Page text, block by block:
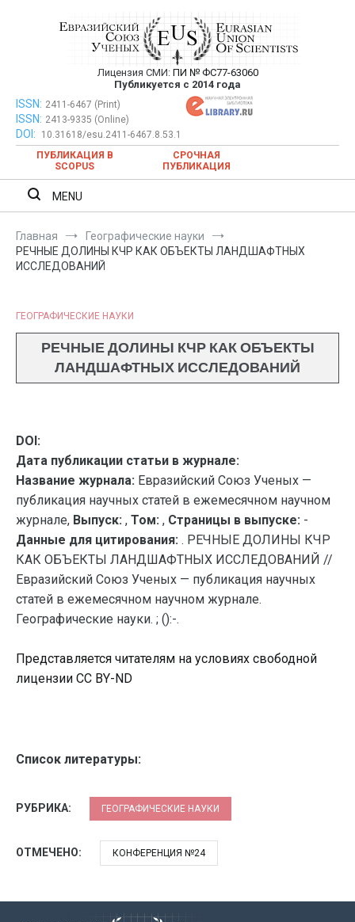
Евразийский Союз Ученых —
публикация научных статей в
ежемесячном научном журнале
Лицензия СМИ: ПИ № ФС77-63060
Публикуется с 2014 года
Евразийский Союз Ученых — публикация научных статей в
ежемесячном научном журнале
ISSN: 2411-6467 (Print)
ISSN: 2413-9335 (Online)
DOI:
10.31618/esu.2411-6467.8.53.1
ПУБЛИКАЦИЯ В
SCOPUS
СРОЧНАЯ
ПУБЛИКАЦИЯ
MENU
Главная
Географические науки
РЕЧНЫЕ ДОЛИНЫ КЧР КАК ОБЪЕКТЫ ЛАНДШАФТНЫХ
ИССЛЕДОВАНИЙ
ГЕОГРАФИЧЕСКИЕ НАУКИ
РЕЧНЫЕ ДОЛИНЫ КЧР КАК ОБЪЕКТЫ
ЛАНДШАФТНЫХ ИССЛЕДОВАНИЙ
DOI:
Дата публикации статьи в журнале:
Название журнала: Евразийский Союз Ученых —
публикация научных статей в ежемесячном научном
журнале, Выпуск: , Том: , Страницы в выпуске: -
Данные для цитирования: . РЕЧНЫЕ ДОЛИНЫ КЧР
КАК ОБЪЕКТЫ ЛАНДШАФТНЫХ ИССЛЕДОВАНИЙ //
Евразийский Союз Ученых — публикация научных
статей в ежемесячном научном журнале.
Географические науки. ; ():-.
Представляется читателям на условиях свободной
лицензии CC BY-ND
Список литературы:
РУБРИКА: ГЕОГРАФИЧЕСКИЕ НАУКИ
ОТМЕЧЕНО: КОНФЕРЕНЦИЯ №24